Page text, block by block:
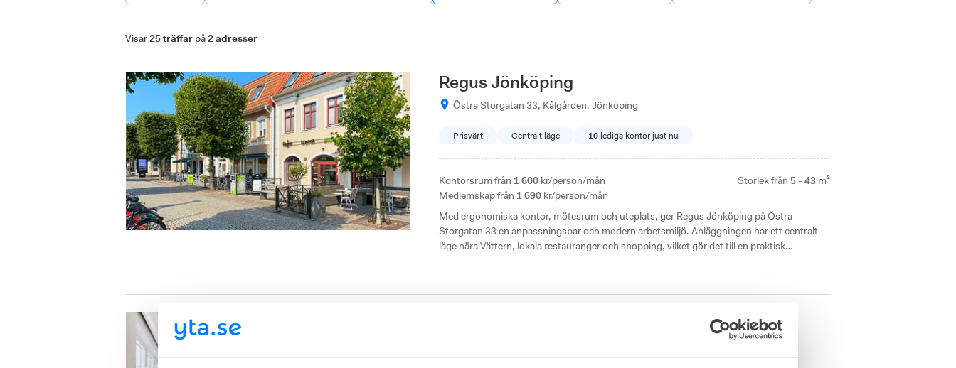
Visar25 träffar på2 adresser
Regus Jönköping
Östra Storgatan 33, Kålgården, Jönköping
Prisvärt Centralt läge 10 lediga kontor just nu
Kontorsrum från 1 600 kr/person/mån Storlek från 5 - 43 m²
Medlemskap från 1 690 kr/person/mån
Med ergonomiska kontor, mötesrum och uteplats, ger Regus Jönköping på Östra
Storgatan 33 en anpassningsbar och modern arbetsmiljö. Anläggningen har ett centralt
läge nära Vättern, lokala restauranger och shopping, vilket gör det till en praktisk